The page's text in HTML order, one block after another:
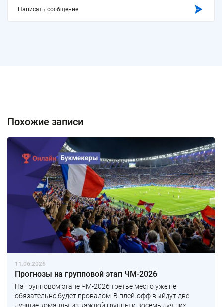
Написать сообщение
Похожие записи
11.06.2026
Прогнозы на групповой этап ЧМ-2026
На групповом этапе ЧМ-2026 третье место уже не
обязательно будет провалом. В плей-офф выйдут две
лучшие команды из каждой группы и восемь лучших